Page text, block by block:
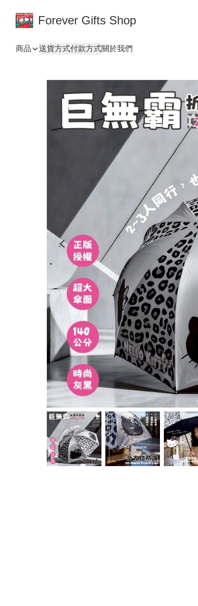
Forever Gifts Shop
商品 送貨方式付款方式關於我們